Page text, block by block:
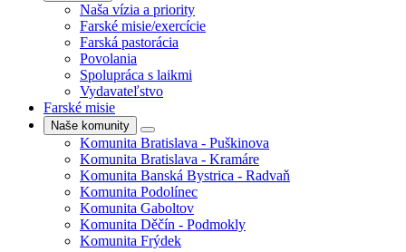
Naša vízia a priority
Farské misie/exercície
Farská pastorácia
Povolania
Spolupráca s laikmi
Vydavateľstvo
Farské misie
Naše komunity
Komunita Bratislava - Puškinova
Komunita Bratislava - Kramáre
Komunita Banská Bystrica - Radvaň
Komunita Podolínec
Komunita Gaboltov
Komunita Děčín - Podmokly
Komunita Frýdek